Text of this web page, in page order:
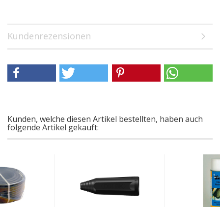
Kundenrezensionen
Kunden, welche diesen Artikel bestellten, haben auch
folgende Artikel gekauft: